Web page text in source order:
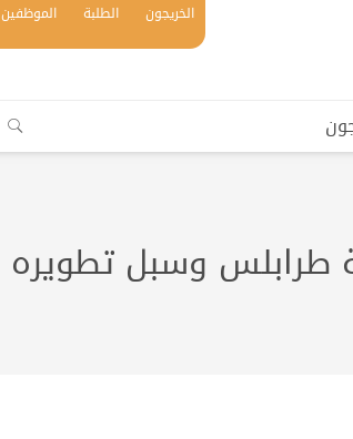
الخريجون الطلبة الموظفين
طرابلس وسبل تطويره